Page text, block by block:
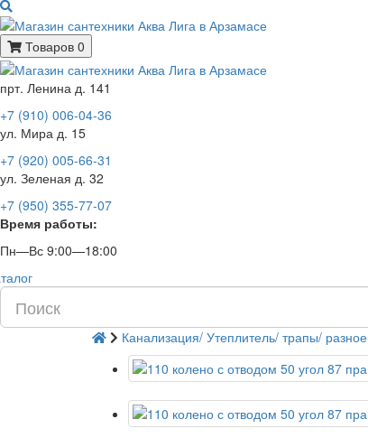
Товаров 0
прт. Ленина д. 141
+7 (910) 006-04-36
ул. Мира д. 15
+7 (920) 005-66-31
ул. Зеленая д. 32
+7 (950) 355-77-07
Время работы:
Пн—Вс 9:00—18:00
Канализация/ Утеплитель/ трапы/ разное